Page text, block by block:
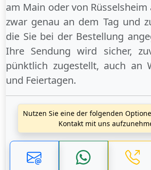
am Main odervon
zwar genau an dem Tag und
die Sie bei der Bestellung
Ihre Sendung wird sicher,
pünktlich zugestellt, auch an
und Feiertagen.
Nutzen Sie eine der folgenden
Kontakt mit uns